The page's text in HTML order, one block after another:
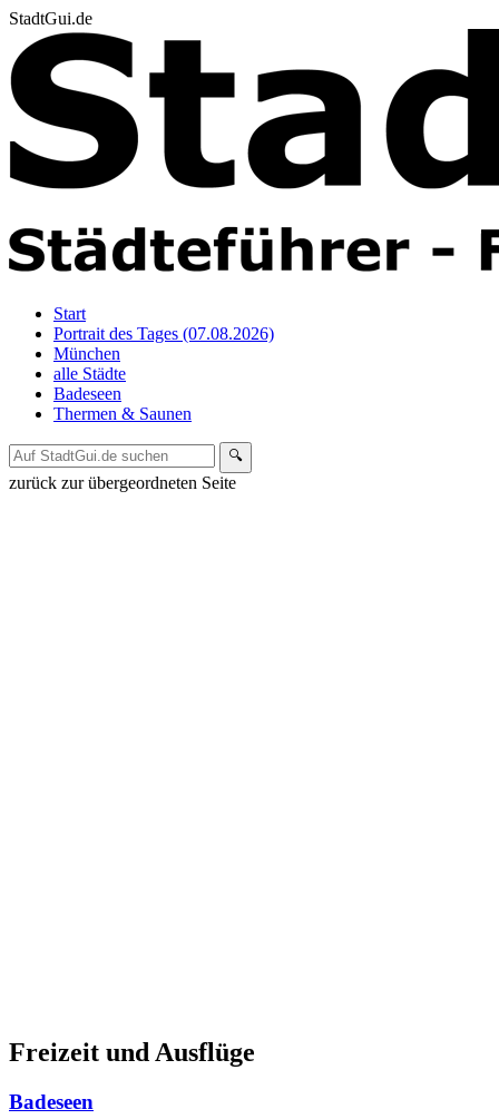
StadtGui.de
Start
Portrait des Tages (07.08.2026)
München
alle Städte
Badeseen
Thermen & Saunen
🔍
zurück zur übergeordneten Seite
Freizeit und Ausflüge
Badeseen